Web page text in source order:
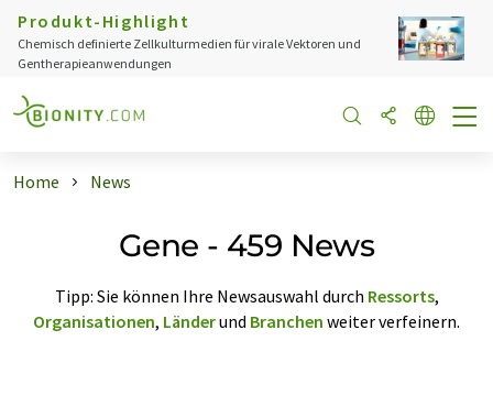
Produkt-Highlight
Chemisch definierte Zellkulturmedien für virale Vektoren und
Gentherapieanwendungen
Home News
Gene - 459 News
Tipp: Sie können Ihre Newsauswahl durch Ressorts,
Organisationen, Länderund Branchen weiter verfeinern.